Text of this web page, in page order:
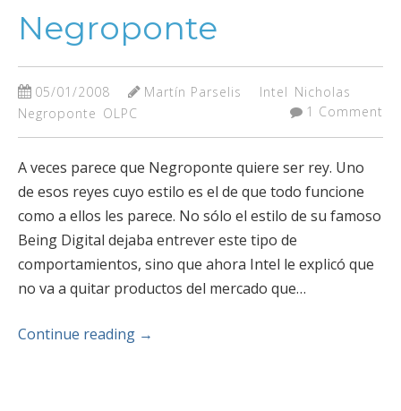
Negroponte
05/01/2008 Martín Parselis Intel Nicholas
Negroponte OLPC 1 Comment
A veces parece que Negroponte quiere ser rey. Uno
de esos reyes cuyo estilo es el de que todo funcione
como a ellos les parece. No sólo el estilo de su famoso
Being Digital dejaba entrever este tipo de
comportamientos, sino que ahora Intel le explicó que
no va a quitar productos del mercado que…
Continue reading →